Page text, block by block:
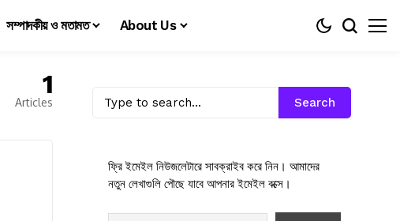
সম্পাদকীয় ও মতামত About Us
1
Articles Search
ফ্রি ইমেইল নিউজলেটারে সাবক্রাইব করে নিন। আমাদের
নতুন লেখাগুলি পৌছে যাবে আপনার ইমেইল বক্সে।